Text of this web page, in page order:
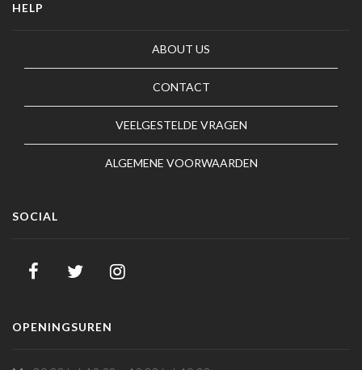
HELP
ABOUT US
CONTACT
VEELGESTELDE VRAGEN
ALGEMENE VOORWAARDEN
SOCIAL
OPENINGSUREN